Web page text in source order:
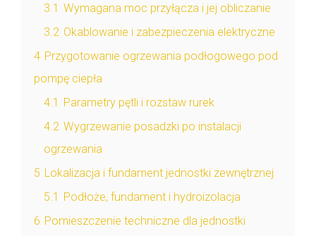
3.1 Wymagana moc przyłącza i jej obliczanie
3.2 Okablowanie i zabezpieczenia elektryczne
4 Przygotowanie ogrzewania podłogowego pod
pompę ciepła
4.1
Parametry pętli i rozstaw rurek
4.2 Wygrzewanie posadzki po instalacji
ogrzewania
5 Lokalizacja i fundament jednostki zewnętrznej
5.1
Podłoże, fundament i hydroizolacja
6 Pomieszczenie techniczne dla jednostki